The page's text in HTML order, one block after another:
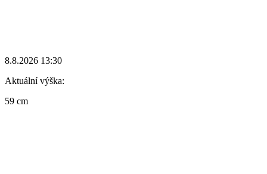
8.8.2026 13:30
Aktuální výška:
59 cm